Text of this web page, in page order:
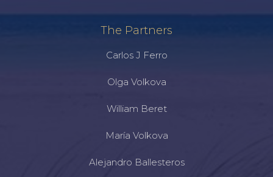
The Partners
Carlos J Ferro
Olga Volkova
William Beret
María Volkova
Alejandro Ballesteros